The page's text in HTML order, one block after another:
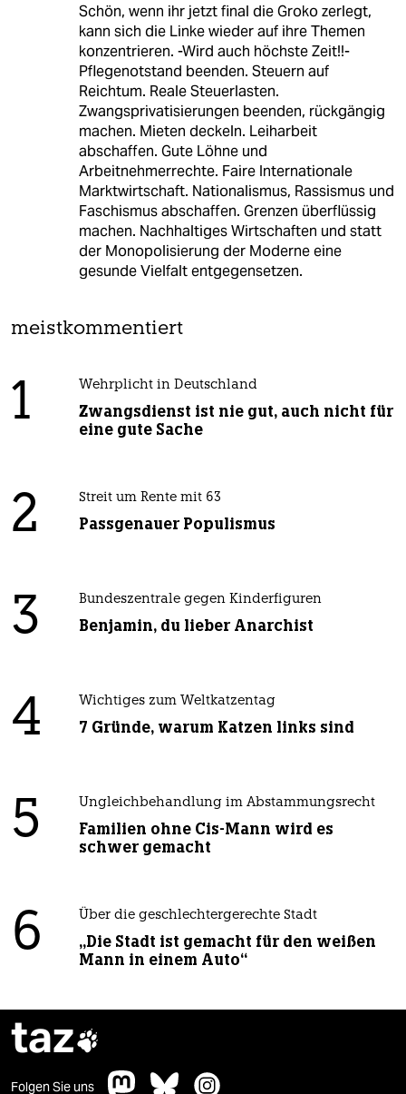
Schön, wenn ihr jetzt final die Groko zerlegt,
kann sich die Linke wieder auf ihre Themen
konzentrieren. -Wird auch höchste Zeit!!-
Pflegenotstand beenden. Steuern auf
Reichtum. Reale Steuerlasten.
Zwangsprivatisierungen beenden, rückgängig
machen. Mieten deckeln. Leiharbeit
abschaffen. Gute Löhne und
Arbeitnehmerrechte. Faire Internationale
Marktwirtschaft. Nationalismus, Rassismus und
Faschismus abschaffen. Grenzen überflüssig
machen. Nachhaltiges Wirtschaften und statt
der Monopolisierung der Moderne eine
gesunde Vielfalt entgegensetzen.
meistkommentiert
1 Wehrplicht in Deutschland
Zwangsdienst ist nie gut, auch nicht für
eine gute Sache
2 Streit um Rente mit 63
Passgenauer Populismus
3 Bundeszentrale gegen Kinderfiguren
Benjamin, du lieber Anarchist
4 Wichtiges zum Weltkatzentag
7 Gründe, warum Katzen links sind
5 Ungleichbehandlung im Abstammungsrecht
Familien ohne Cis-Mann wird es
schwer gemacht
6 Über die geschlechtergerechte Stadt
„Die Stadt ist gemacht für den weißen
Mann in einem Auto“
taz
Folgen Sie uns